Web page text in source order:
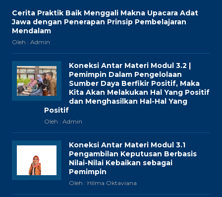
Cerita Praktik Baik Menggali Makna Upacara Adat
Jawa dengan Penerapan Prinsip Pembelajaran
Mendalam
Oleh : Admin
Koneksi Antar Materi Modul 3.2 |
Pemimpin Dalam Pengelolaan
Sumber Daya Berfikir Positif, Maka
Kita Akan Melakukan Hal Yang Positif
dan Menghasilkan Hal-Hal Yang
Positif
Oleh : Admin
Koneksi Antar Materi Modul 3.1
Pengambilan Keputusan Berbasis
Nilai-Nilai Kebaikan sebagai
Pemimpin
Oleh : Hilma Oktaviana